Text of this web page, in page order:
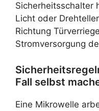
Sicherheitsschalter
Licht oder
Richtung
Stromversorgung
Fall selbst
Eine Mikrowelle